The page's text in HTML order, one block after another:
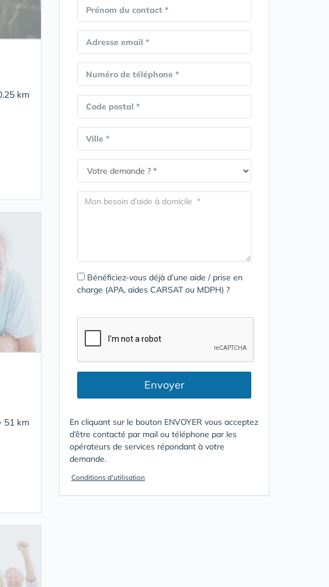
km
51 km
Prénom du contact *
Adresse email *
Numéro de téléphone *
Code postal *
Ville *
Bénéficiez-vous déjà d’une aide / prise en
charge (APA, aides CARSAT ou MDPH) ?
Envoyer
En cliquant sur le bouton ENVOYER vous acceptez
d’être contacté par mail ou téléphone par les
opérateurs de services répondant à votre
demande.
Conditions d'utilisation